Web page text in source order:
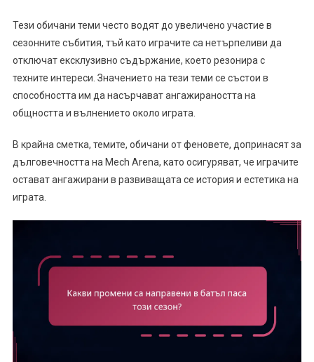
Тези обичани теми често водят до увеличено участие в
сезонните събития, тъй като играчите са нетърпеливи да
отключат ексклузивно съдържание, което резонира с
техните интереси. Значението на тези теми се състои в
способността им да насърчават ангажираността на
общността и вълнението около играта.
В крайна сметка, темите, обичани от феновете, допринасят за
дълговечността на Mech Arena, като осигуряват, че играчите
остават ангажирани в развиващата се история и естетика на
играта.